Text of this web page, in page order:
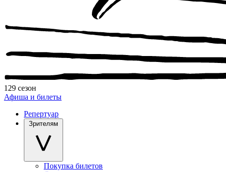
129 сезон
Афиша и билеты
Репертуар
Зрителям
Покупка билетов